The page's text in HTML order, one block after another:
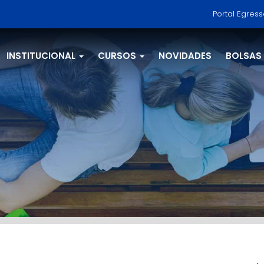
Portal
INSTITUCIONAL CURSOS NOVIDADES BOLSAS